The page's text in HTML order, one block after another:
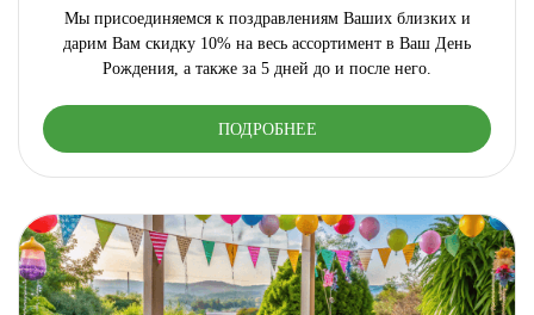
Мы присоединяемся к поздравлениям Ваших близких и
дарим Вам скидку 10% на весь ассортимент в Ваш День
Рождения, а также за 5 дней до и после него.
ПОДРОБНЕЕ